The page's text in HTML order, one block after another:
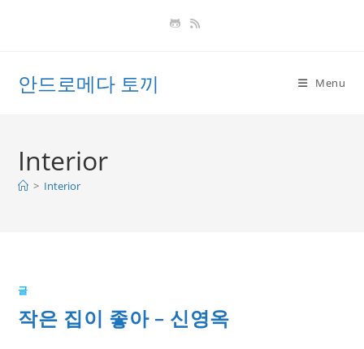
안드로메다 토끼 Menu
Interior
> Interior
글
작은 집이 좋아 – 신영옥